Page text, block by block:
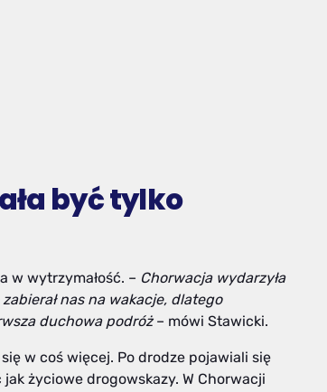
być tylko
w wytrzymałość. – Chorwacja wydarzyła
nas na wakacje, dlatego
duchowa podróż– mówi Stawicki.
w coś więcej. Po drodze pojawiali się
życiowe drogowskazy. W Chorwacji